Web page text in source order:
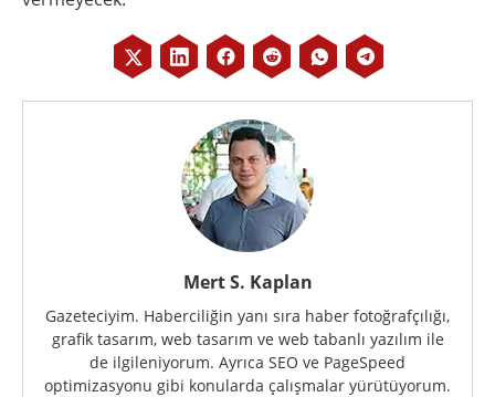
Mert S. Kaplan
Gazeteciyim. Haberciliğin yanı sıra haber fotoğrafçılığı,
grafik tasarım, web tasarım ve web tabanlı yazılım ile
de ilgileniyorum. Ayrıca SEO ve PageSpeed
optimizasyonu gibi konularda çalışmalar yürütüyorum.